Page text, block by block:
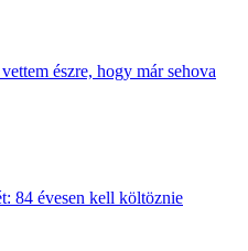
észre, hogy már sehova
84 évesen kell költöznie